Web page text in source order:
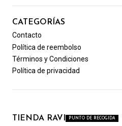
CATEGORÍAS
Contacto
Política de reembolso
Términos y Condiciones
Política de privacidad
TIENDA RAVI PUNTO DE RECOGIDA